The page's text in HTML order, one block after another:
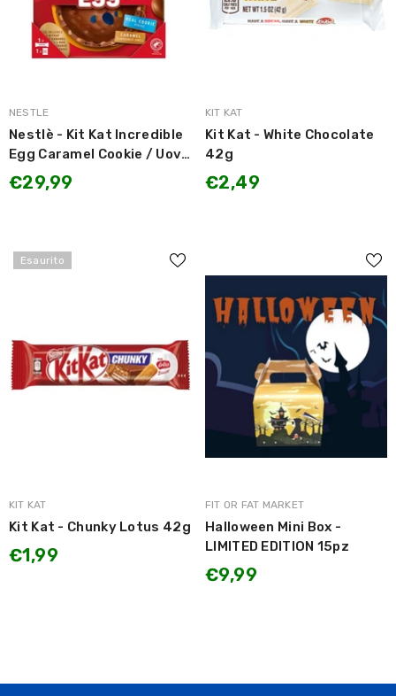
MARCA:
NESTLE
Nestlè - Kit Kat Incredible
Egg Caramel Cookie / Uovo
di Pasqua Gigante Kit Kat
512.7g LIMITED EDITION
€29,99
MARCA:
KIT KAT
Kit Kat - White Chocolate
42g
€2,49
Esaurito
MARCA:
KIT KAT
Kit Kat - Chunky Lotus 42g
€1,99
MARCA:
FIT OR FAT MARKET
Halloween Mini Box -
LIMITED EDITION 15pz
€9,99